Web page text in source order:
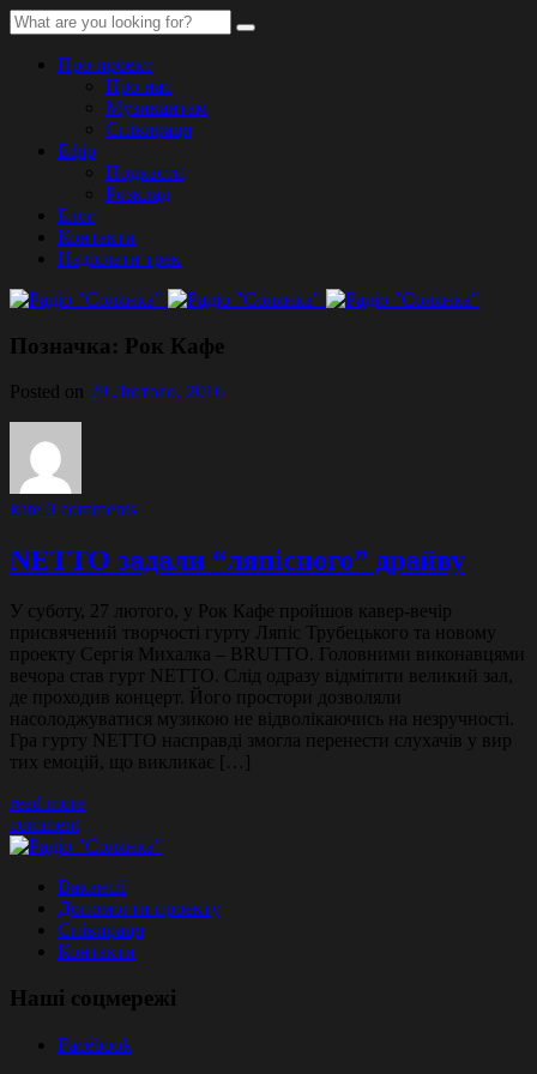
Про проект
Про нас
Музикантам
Співпраця
Ефір
Подкасти
Розклад
Блог
Контакти
Надіслати трек
Позначка: Рок Кафе
Posted on 29 Лютого, 2016
kate 0 comments
NETTO задали “ляпісного” драйву
У суботу, 27 лютого, у Рок Кафе пройшов кавер-вечір
присвячений творчості гурту Ляпіс Трубецького та новому
проекту Сергія Михалка – BRUTTO. Головними виконавцями
вечора став гурт NETTO. Слід одразу відмітити великий зал,
де проходив концерт. Його простори дозволяли
насолоджуватися музикою не відволікаючись на незручності.
Гра гурту NETTO насправді змогла перенести слухачів у вир
тих емоцій, що викликає […]
read more
comment
Вакансії
Допомогти проекту
Співпраця
Контакти
Наші соцмережі
Facebook